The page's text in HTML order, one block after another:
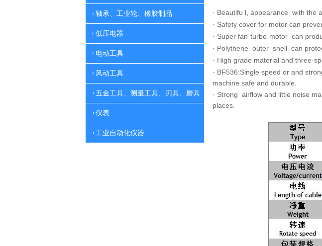
轴承、工业轮、橡胶制品
低压电器
电动工具
风动工具
五金工具、测量工具、刃具、磨具
仪表
工业自动化仪器
· Beautifu l, appearance with the
· Safety cover for motor can
· Super fan-turbo-motor can
· Polythene outer shell can
· High grade material and three-
· BF536:Single speed or and
machine safe and durable.
· Strong airflow and little noise
places.